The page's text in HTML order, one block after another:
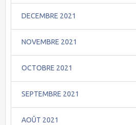
DECEMBRE 2021
NOVEMBRE 2021
OCTOBRE 2021
SEPTEMBRE 2021
AOÛT 2021